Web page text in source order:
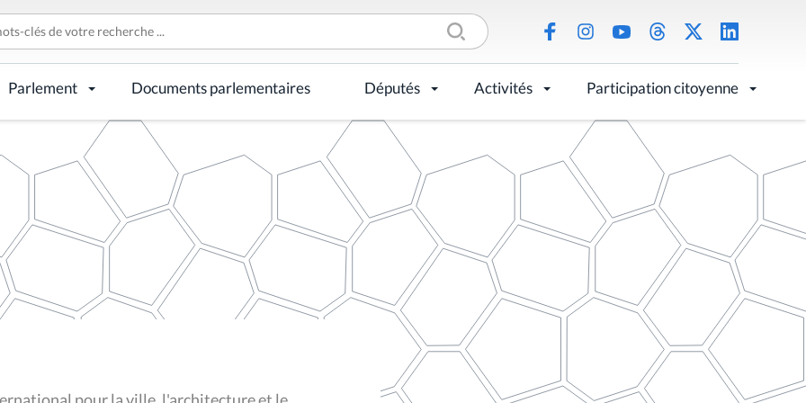
Parlement Documents parlementaires Députés Activités Participation citoyenne